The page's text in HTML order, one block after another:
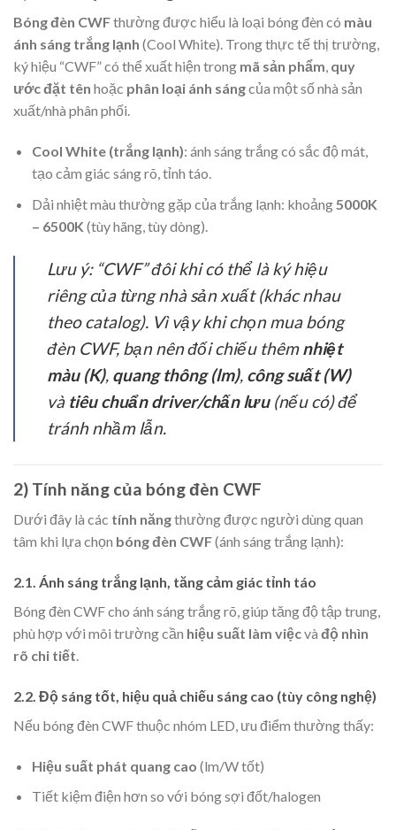
Bóng đèn CWFthường được hiểu là loại bóng đèn có màu
ánh sáng trắng lạnh (Cool White). Trong thực tế thị trường,
ký hiệu “CWF” có thể xuất hiện trong mã sản phẩm, quy
ước đặt tên hoặc phân loại ánh sángcủa một số nhà sản
xuất/nhà phân phối.
Cool White (trắng lạnh): ánh sáng trắng có sắc độ mát,
tạo cảm giác sáng rõ, tỉnh táo.
Dải nhiệt màu thường gặp của trắng lạnh: khoảng5000K
– 6500K (tùy hãng, tùy dòng).
Lưu ý: “CWF” đôi khi có thể là ký hiệu
riêng của từng nhà sản xuất (khác nhau
theo catalog). Vì vậy khi chọn mua bóng
đèn CWF, bạn nên đối chiếu thêmnhiệt
màu (K), quang thông (lm), công suất (W)
và tiêu chuẩn driver/chấn lưu(nếu có) để
tránh nhầm lẫn.
2) Tính năng của bóng đèn CWF
Dưới đây là các tính năngthường được người dùng quan
tâm khi lựa chọn bóng đèn CWF(ánh sáng trắng lạnh):
2.1. Ánh sáng trắng lạnh, tăng cảm giác tỉnh táo
Bóng đèn CWF cho ánh sáng trắng rõ, giúp tăng độ tập trung,
phù hợp với môi trường cần hiệu suất làm việcvà độ nhìn
rõ chi tiết.
2.2. Độ sáng tốt, hiệu quả chiếu sáng cao (tùy công nghệ)
Nếu bóng đèn CWF thuộc nhóm LED, ưu điểm thường thấy:
Hiệu suất phát quang cao (lm/W tốt)
Tiết kiệm điện hơn so với bóng sợi đốt/halogen